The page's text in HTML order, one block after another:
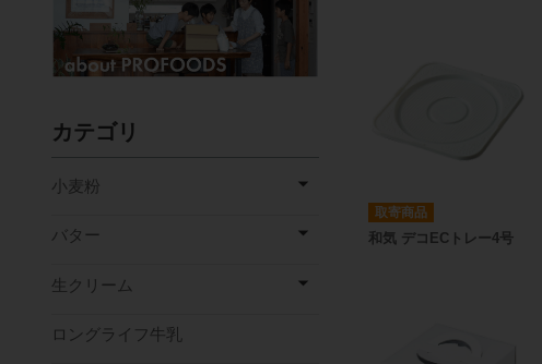
取寄商品
和気 デコECトレー4号
カテゴリ
小麦粉
バター
生クリーム
ロングライフ牛乳